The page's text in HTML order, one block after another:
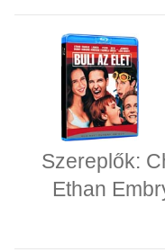
Szereplők:
Ethan